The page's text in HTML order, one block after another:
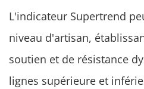
L'indicateur Supertrend
niveau d'artisan,
soutien et de résistance
lignes supérieure et